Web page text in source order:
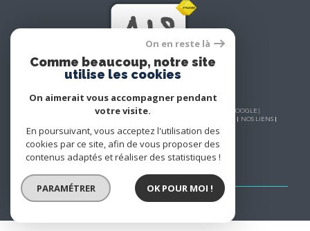
© 2026 | TOUS DROITS RÉSERVÉS | TRADUCTION POWERED BY GOOGLE |
NOS HONORAIRES PLAN DU SITE MENTIONS LÉGALES ADMIN
POLITIQUE RGPD COOKIES
On en reste là
Comme beaucoup, notre site
utilise les cookies
On aimerait vous accompagner pendant
votre visite.
En poursuivant, vous acceptez l'utilisation des
cookies par ce site, afin de vous proposer des
contenus adaptés et réaliser des statistiques !
PARAMÉTRER OK POUR MOI !